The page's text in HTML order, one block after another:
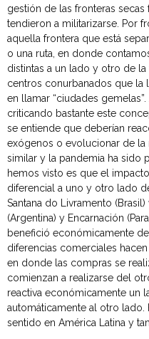
gestión de las fronteras
tendieron a militarizarse. Por
aquella frontera que está
o una ruta, en donde
distintas a un lado y otro de
centros conurbanados que la
en llamar “ciudades
criticando bastante este
se entiende que deberían
exógenos o evolucionar de la
similar y la pandemia ha sido
hemos visto es que el
diferencial a uno y otro lado
Santana do Livramento
(Argentina) y Encarnación
benefició económicamente
diferencias comerciales
en donde las compras se
comienzan a realizarse del
reactiva económicamente un
automáticamente al otro
sentido en América Latina y